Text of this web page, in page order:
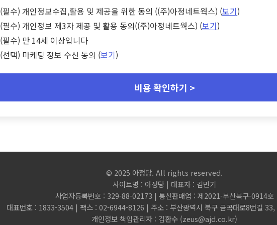
(필수) 개인정보수집,활용 및 제공을 위한 동의 ((주)아정네트웍스) (보기)
(필수) 개인정보 제3자 제공 및 활용 동의((주)아정네트웍스) (보기)
(필수) 만 14세 이상입니다
(선택) 마케팅 정보 수신 동의 (보기)
비용 확인하기 >
© 2025 아정당. All rights reserved.
사이트명 : 아정당 | 대표자 : 김민기
사업자등록번호 : 329-88-02173 | 통신판매업 : 제2021-부산북구-0914호
대표번호 : 1833-3504 | 팩스 : 02-6944-8126 | 주소 : 부산광역시 북구 금곡대로8번길 33,
개인정보 책임관리자 : 김환수 (zeus@ajd.co.kr)